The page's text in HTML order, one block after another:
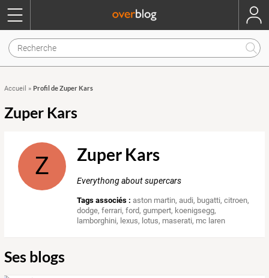
Accueil » Profil de Zuper Kars
Zuper Kars
Z Zuper Kars
Everythong about supercars
Tags associés : aston martin,audi, bugatti,citroen,
dodge,ferrari,ford,gumpert, koenigsegg,
lamborghini, lexus, lotus, maserati, mc laren
Ses blogs